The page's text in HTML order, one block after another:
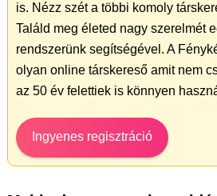
is. Nézz szét a többi komoly
Találd meg életed nagy szerelmét
rendszerünk segítségével. A
olyan online társkereső amit nem
az 50 év felettiek is könnyen
Ingyenes regisztráció